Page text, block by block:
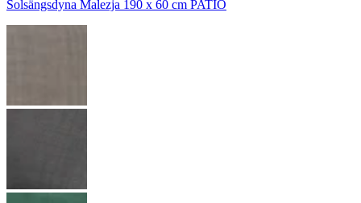
Solsängsdyna Malezja 190 x 60 cm PATIO